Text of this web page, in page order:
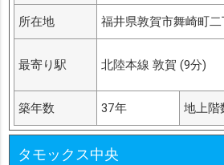
所在地 福井県敦賀市舞崎町
最寄り駅 北陸本線 敦賀 (9分)
築年数 37年 地上階
タモックス中央